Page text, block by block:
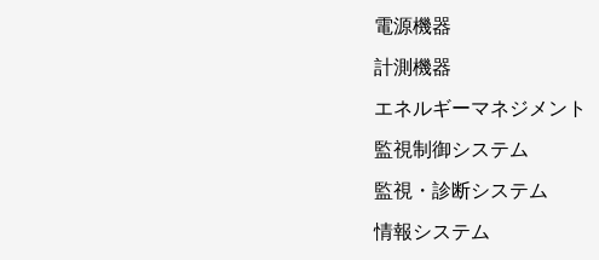
電源機器
計測機器
エネルギーマネジメント
監視制御システム
監視・診断システム
情報システム